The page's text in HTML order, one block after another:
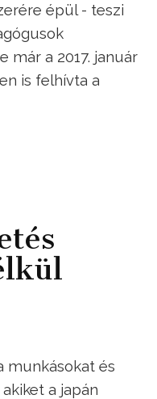
épül - teszi
már a 2017. január
is felhívta a
munkásokat és
a japán